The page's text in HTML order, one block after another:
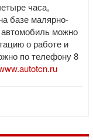
часа,
базе малярно-
можно
о работе и
по телефону 8